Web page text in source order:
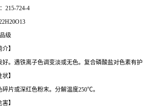
215-724-4
级
】
好。遇铁离子色调变淡或无色。复合磷酸盐对色素有
】
碎片或深红色粉末。分解温度250℃。
】